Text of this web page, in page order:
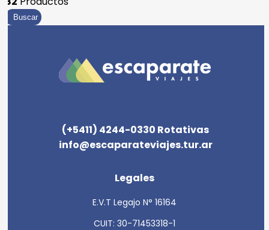
Buscar
(+5411) 4244-0330 Rotativas
info@escaparateviajes.tur.ar
Legales
E.V.T Legajo N° 16164
CUIT: 30-71453318-1